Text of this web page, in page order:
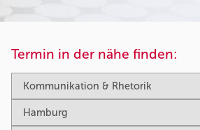
Termin in der nähe finden: